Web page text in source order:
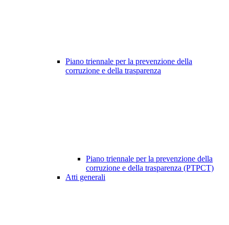
Piano triennale per la prevenzione della
corruzione e della trasparenza
Piano triennale per la prevenzione della
corruzione e della trasparenza (PTPCT)
Atti generali